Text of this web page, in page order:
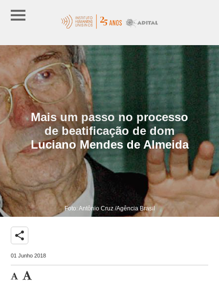
Mais um passo no processo
de beatificação de dom
Luciano Mendes de Almeida
Foto: Antônio Cruz /Agência Brasil
share
01 Junho 2018